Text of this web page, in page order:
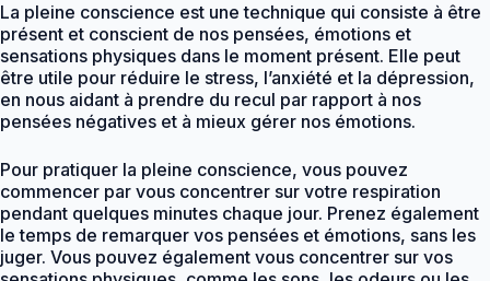
La pleine conscience est une technique qui consiste à être
présent et conscient de nos pensées, émotions et
sensations physiques dans le moment présent. Elle peut
être utile pour réduire le stress, l’anxiété et la dépression,
en nous aidant à prendre du recul par rapport à nos
pensées négatives et à mieux gérer nos émotions.
Pour pratiquer la pleine conscience, vous pouvez
commencer par vous concentrer sur votre respiration
pendant quelques minutes chaque jour. Prenez également
le temps de remarquer vos pensées et émotions, sans les
juger. Vous pouvez également vous concentrer sur vos